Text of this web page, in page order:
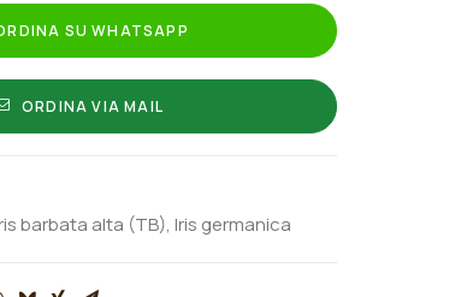
SU WHATSAPP
ORDINA VIA MAIL
barbata alta (TB), Iris germanica